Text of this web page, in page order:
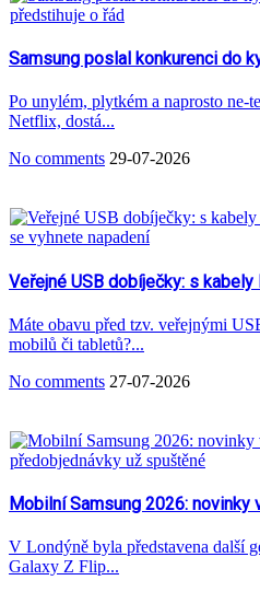
Samsung poslal konkurenci do
Po unylém, plytkém a naprosto ne-
Netflix, dostá...
No comments 29-07-2026
Veřejné USB dobíječky: s kabely
Máte obavu před tzv. veřejnými
mobilů či tabletů?...
No comments 27-07-2026
Mobilní Samsung 2026: novinky
V Londýně byla představena další
Galaxy Z Flip...